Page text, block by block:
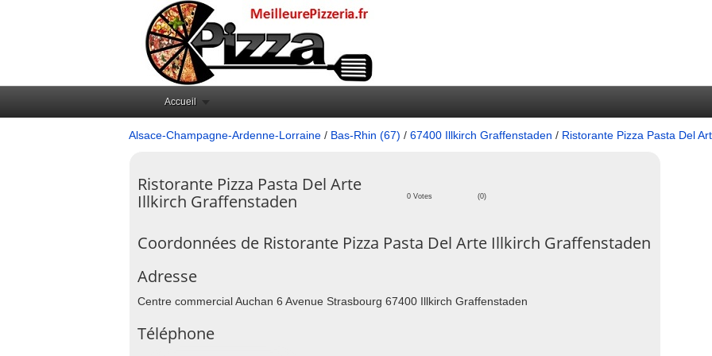
Accueil
Alsace-Champagne-Ardenne-Lorraine / Bas-Rhin (67) / 67400 Illkirch Graffenstaden / Ristorante Pizza Pasta Del
Ristorante Pizza Pasta Del Arte
Illkirch Graffenstaden
0 Votes (0)
Coordonnées de Ristorante Pizza Pasta Del Arte Illkirch Graffenstaden
Adresse
Centre commercial Auchan 6 Avenue Strasbourg 67400 Illkirch Graffenstaden
Téléphone